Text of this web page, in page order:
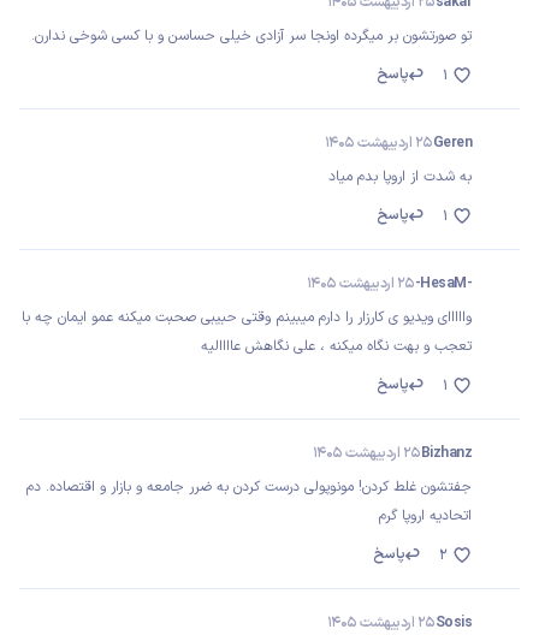
تو صورتشون بر میگرده اونجا سر آزادی خیلی حساسن و با کسی شوخی ندارن.
پاسخ
1
Geren25 اردیبهشت 1405
به شدت از اروپا بدم میاد
پاسخ
1
-HesaM-
25 اردیبهشت 1405
وااااای ویدیو ی کارزار را دارم میبینم وقتی حبیبی صحبت میکنه عمو ایمان چه با
تعجب و بهت نگاه میکنه ، علی نگاهش عاااالیه
پاسخ
1
Bizhanz25 اردیبهشت 1405
جفتشون غلط کردن! مونوپولی درست کردن به ضرر جامعه و بازار و اقتصاده. دم
اتحادیه اروپا گرم
پاسخ
2
Sosis25 اردیبهشت 1405